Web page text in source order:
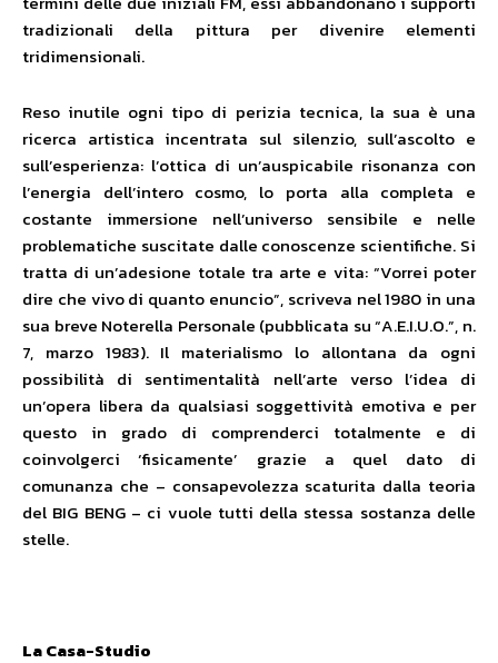
tradizionali della pittura per divenire elementi
tridimensionali.
Reso inutile ogni tipo di perizia tecnica, la sua è una
ricerca artistica incentrata sul silenzio, sull’ascolto e
sull’esperienza: l’ottica di un’auspicabile risonanza con
l’energia dell’intero cosmo, lo porta alla completa e
costante immersione nell’universo sensibile e nelle
problematiche suscitate dalle conoscenze scientifiche. Si
tratta di un’adesione totale tra arte e vita: “Vorrei poter
dire che vivo di quanto enuncio”, scriveva nel 1980 in una
sua breve Noterella Personale (pubblicata su “A.E.I.U.O.”, n.
7, marzo 1983). Il materialismo lo allontana da ogni
possibilità di sentimentalità nell’arte verso l’idea di
un’opera libera da qualsiasi soggettività emotiva e per
questo in grado di comprenderci totalmente e di
coinvolgerci ‘fisicamente’ grazie a quel dato di
comunanza che – consapevolezza scaturita dalla teoria
del BIG BENG – ci vuole tutti della stessa sostanza delle
stelle.
La Casa-Studio